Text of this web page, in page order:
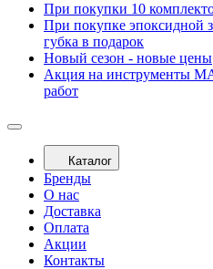
При покупки 10
При покупке эпоксидной
губка в подарок
Новый сезон - новые цены
Акция на инструменты
работ
Каталог
Бренды
О нас
Доставка
Оплата
Акции
Контакты